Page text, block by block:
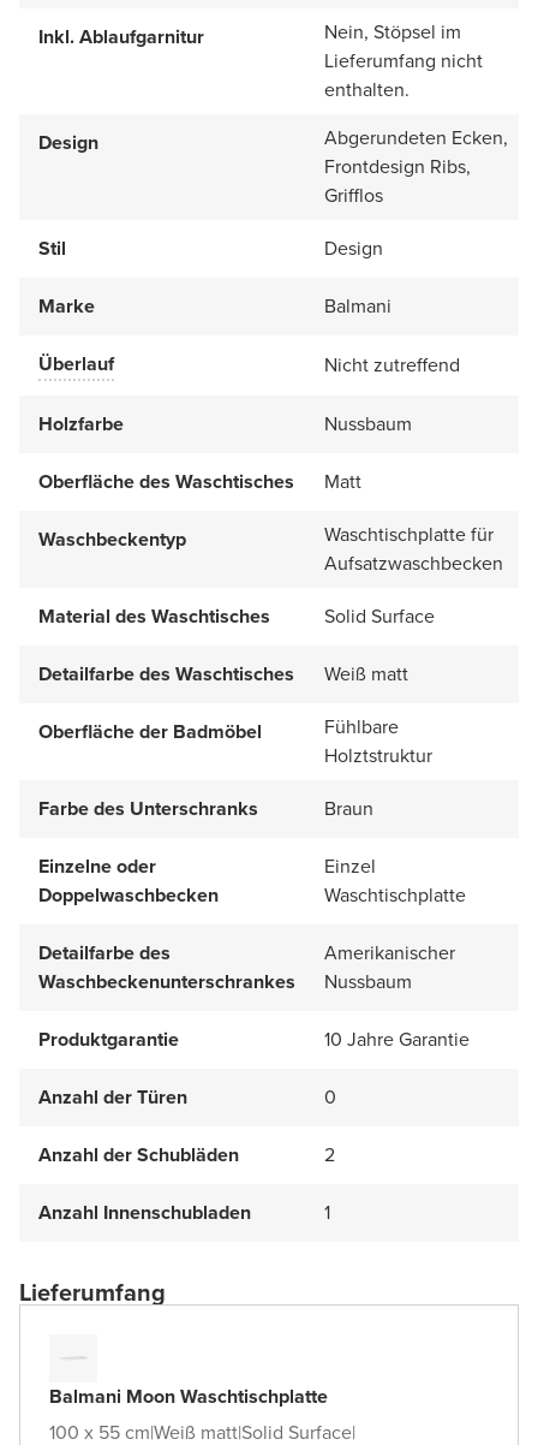
Inkl. Ablaufgarnitur
Nein, Stöpsel im
Lieferumfang nicht
enthalten.
Design
Abgerundeten Ecken,
Frontdesign Ribs,
Grifflos
Stil
Design
Marke Balmani
Überlauf Nicht zutreffend
Holzfarbe Nussbaum
Oberfläche des Waschtisches Matt
Waschbeckentyp
Waschtischplatte für
Aufsatzwaschbecken
Material des Waschtisches
Solid Surface
Detailfarbe des Waschtisches Weiß matt
Oberfläche der Badmöbel
Fühlbare
Holztstruktur
Farbe des Unterschranks
Braun
Einzelne oder
Doppelwaschbecken
Einzel
Waschtischplatte
Detailfarbe des
Waschbeckenunterschrankes
Amerikanischer
Nussbaum
Produktgarantie 10 Jahre Garantie
Anzahl der Türen 0
Anzahl der Schubläden 2
Anzahl Innenschubladen 1
Lieferumfang
Balmani Moon Waschtischplatte
100 x 55 cm|Weiß matt|Solid Surface|